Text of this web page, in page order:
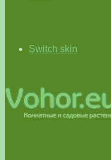
Switch skin